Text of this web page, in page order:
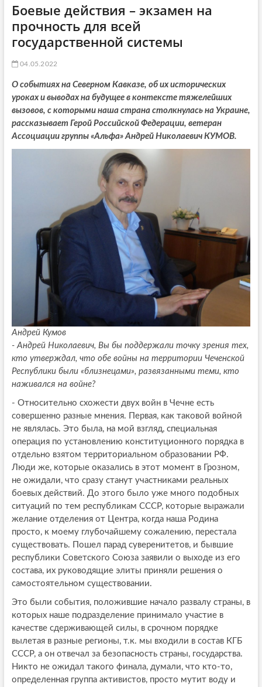
Боевые действия – экзамен на
прочность для всей
государственной системы
04.05.2022
О событиях на Северном Кавказе, об их исторических
уроках и выводах на будущее в контексте тяжелейших
вызовов, с которыми наша страна столкнулась на Украине,
рассказывает Герой Российской Федерации, ветеран
Ассоциации группы «Альфа» Андрей Николаевич КУМОВ.
Андрей Кумов
- Андрей Николаевич, Вы бы поддержали точку зрения тех,
кто утверждал, что обе войны на территории Чеченской
Республики были «близнецами», развязанными теми, кто
наживался на войне?
- Относительно схожести двух войн в Чечне есть
совершенно разные мнения. Первая, как таковой войной
не являлась. Это была, на мой взгляд, специальная
операция по установлению конституционного порядка в
отдельно взятом территориальном образовании РФ.
Люди же, которые оказались в этот момент в Грозном,
не ожидали, что сразу станут участниками реальных
боевых действий. До этого было уже много подобных
ситуаций по тем республикам СССР, которые выражали
желание отделения от Центра, когда наша Родина
просто, к моему глубочайшему сожалению, перестала
существовать. Пошел парад суверенитетов, и бывшие
республики Советского Союза заявили о выходе из его
состава, их руководящие элиты приняли решения о
самостоятельном существовании.
Это были события, положившие начало развалу страны, в
которых наше подразделение принимало участие в
качестве сдерживающей силы, в срочном порядке
вылетая в разные регионы, т.к. мы входили в состав КГБ
СССР, а он отвечал за безопасность страны, государства.
Никто не ожидал такого финала, думали, что кто-то,
определенная группа активистов, просто мутит воду и